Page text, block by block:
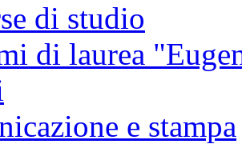
di studio
di laurea
e stampa